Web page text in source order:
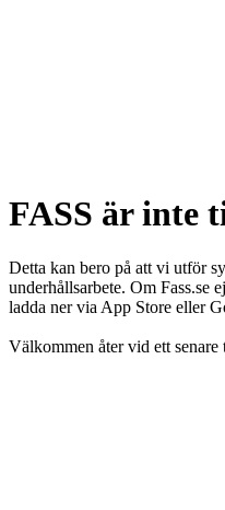
FASS är inte
Detta kan bero på att vi utför
underhållsarbete. Om Fass.se
ladda ner via App Store eller
Välkommen åter vid ett senare